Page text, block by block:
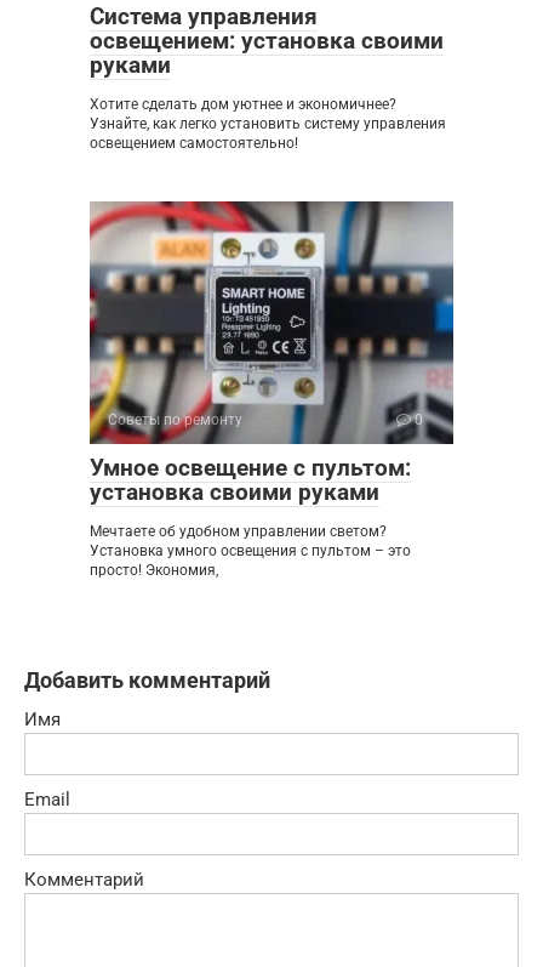
Система управления
освещением: установка своими
руками
Хотите сделать дом уютнее и экономичнее?
Узнайте, как легко установить систему управления
освещением самостоятельно!
Советы по ремонту 0
Умное освещение с пультом:
установка своими руками
Мечтаете об удобном управлении светом?
Установка умного освещения с пультом – это
просто! Экономия,
Добавить комментарий
Имя
Email
Комментарий